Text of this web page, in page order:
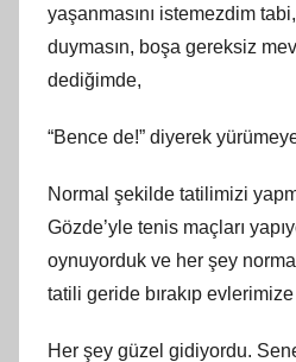
yaşanmasını istemezdim
duymasın, boşa gereksiz
dediğimde,
“Bence de!” diyerek
Normal şekilde tatilimizi
Gözde’yle tenis maçları
oynuyorduk ve her şey
tatili geride bırakıp
Her şey güzel gidiyordu.